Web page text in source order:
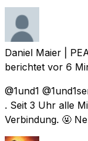
Daniel Maier |
berichtet vor 6
@1und1
. Seit 3 Uhr alle
Verbindung. 🤬